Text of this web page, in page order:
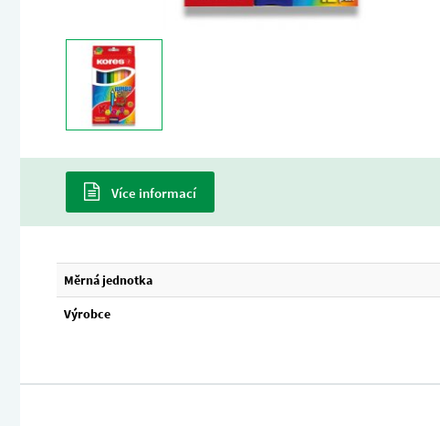
Více informací
Měrná jednotka
Výrobce